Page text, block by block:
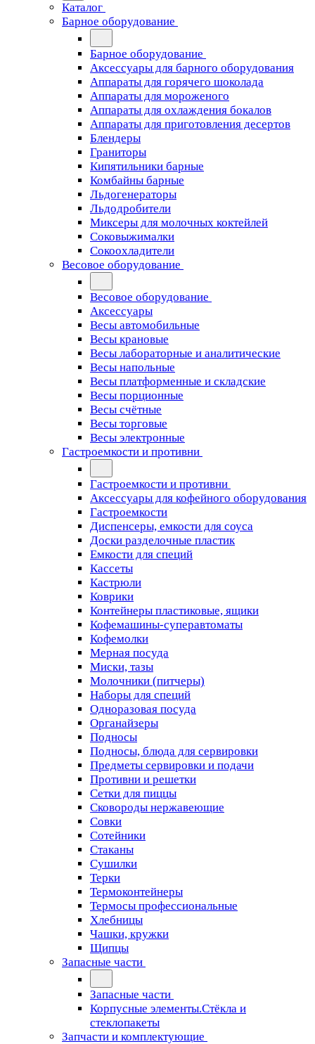
Каталог
Барное оборудование
Барное оборудование
Аксессуары для барного оборудования
Аппараты для горячего шоколада
Аппараты для мороженого
Аппараты для охлаждения бокалов
Аппараты для приготовления десертов
Блендеры
Граниторы
Кипятильники барные
Комбайны барные
Льдогенераторы
Льдодробители
Миксеры для молочных коктейлей
Соковыжималки
Сокоохладители
Весовое оборудование
Весовое оборудование
Аксессуары
Весы автомобильные
Весы крановые
Весы лабораторные и аналитические
Весы напольные
Весы платформенные и складские
Весы порционные
Весы счётные
Весы торговые
Весы электронные
Гастроемкости и противни
Гастроемкости и противни
Аксессуары для кофейного оборудования
Гастроемкости
Диспенсеры, емкости для соуса
Доски разделочные пластик
Емкости для специй
Кассеты
Кастрюли
Коврики
Контейнеры пластиковые, ящики
Кофемашины-суперавтоматы
Кофемолки
Мерная посуда
Миски, тазы
Молочники (питчеры)
Наборы для специй
Одноразовая посуда
Органайзеры
Подносы
Подносы, блюда для сервировки
Предметы сервировки и подачи
Противни и решетки
Сетки для пиццы
Сковороды нержавеющие
Совки
Сотейники
Стаканы
Сушилки
Терки
Термоконтейнеры
Термосы профессиональные
Хлебницы
Чашки, кружки
Щипцы
Запасные части
Запасные части
Корпусные элементы.Стёкла и
стеклопакеты
Запчасти и комплектующие